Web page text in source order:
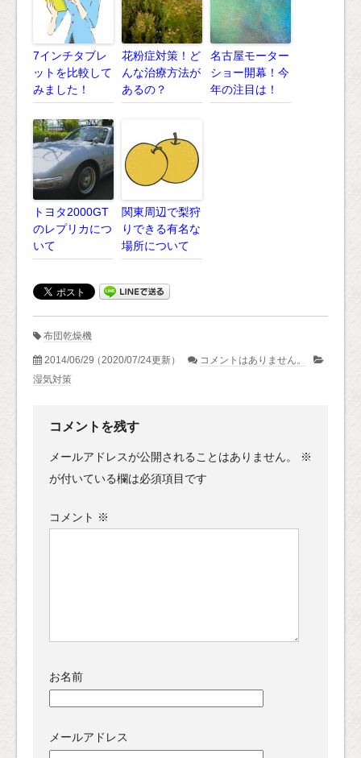
7インチタブレ
ットを比較して
みました！
花粉症対策！ど
んな治療方法が
あるの？
名古屋モーター
ショー開幕！今
年の注目は！
トヨタ2000GT
のレプリカにつ
いて
関東周辺で梨狩
りできる有名な
場所について
布団乾燥機
2014/06/29（2020/07/24更新）
コメントはありません。
湿気対策
コメントを残す
メールアドレスが公開されることはありません。
※
が付いている欄は必須項目です
コメント ※
お名前
メールアドレス